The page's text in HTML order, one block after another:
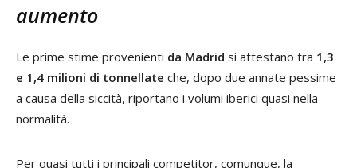
aumento
Le prime stime provenienti da Madrid si attestano tra 1,3
e 1,4 milioni di tonnellate che, dopo due annate pessime
a causa della siccità, riportano i volumi iberici quasi nella
normalità.
Per quasi tutti i principali competitor, comunque, la